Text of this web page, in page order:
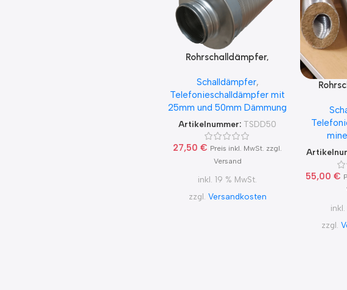
Rohrschalldämpfer,
Lippendichtung, 50mm
Packungsstärke, 1000mm
lang
Schalldämpfer,
Telefonieschalldämpfer mit
25mm und 50mm Dämmung
Artikelnummer: TSDD50
27,50€ Preis inkl. MwSt. zzgl.
Versand
inkl. 19 % MwSt.
zzgl. Versandkosten
lang,
55,00 €
inkl.
zzgl.